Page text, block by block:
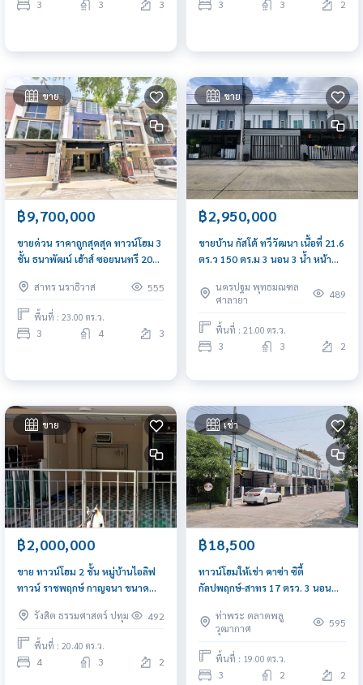
3 3 3 3 3 2
ขาย
฿9,700,000
ขายด่วน ราคาถูกสุดสุด ทาวน์โฮม 3
ชั้น ธนาพัฒน์ เฮ้าส์ ซอยนนทรี 20
สาทร นราธิวาส
555
พื้นที่ : 23.00 ตร.ว.
3 4 3
ขาย
฿2,950,000
ขายบ้าน กัสโต้ ทวีวัฒนา เนื้อที่ 21.6
ตร.ว 150 ตร.ม 3 นอน 3 น้ำ หน้า
นครปฐม พุทธมณฑล
ศาลายา
489
พื้นที่ : 21.00 ตร.ว.
3 3 2
ขาย
฿2,000,000
ขาย ทาวน์โฮม 2 ชั้น หมู่บ้านไอลิฟ
ทาวน์ ราชพฤกษ์ กาญจนา ขนาด
เกต, อีเกีย บางใหญ่
รังสิต ธรรมศาสตร์ ปทุม 492
พื้นที่ : 20.40 ตร.ว.
4 3 2
เช่า
฿18,500
ทาวน์โฮมให้เช่า คาซ่า ซิตี้
กัลปพฤกษ์-สาทร 17 ตรว. 3 นอน
ท่าพระ ตลาดพลู
วุฒากาศ
595
พื้นที่ : 19.00 ตร.ว.
3 2 2